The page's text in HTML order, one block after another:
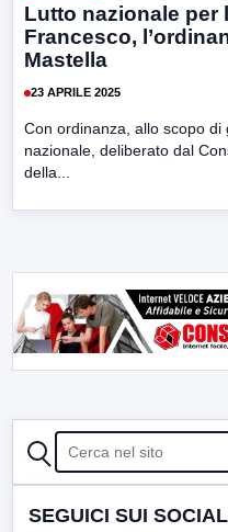
Lutto nazionale per
Francesco,
Mastella
23 APRILE 2025
Con ordinanza, allo scopo di
nazionale, deliberato dal
della...
CERCA
SEGUICI SUI SOCIAL